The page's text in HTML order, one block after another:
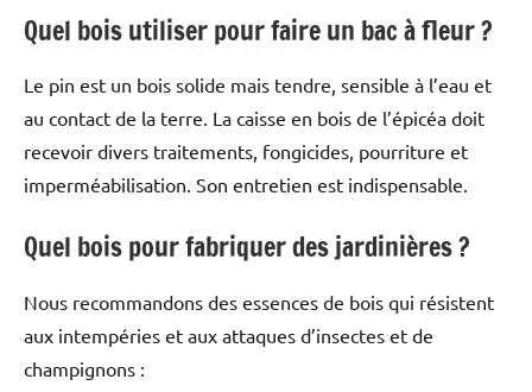
Quel bois utiliser pour faire un bac à fleur ?
Le pin est un bois solide mais tendre, sensible à l’eau et
au contact de la terre. La caisse en bois de l’épicéa doit
recevoir divers traitements, fongicides, pourriture et
imperméabilisation. Son entretien est indispensable.
Quel bois pour fabriquer des jardinières ?
Nous recommandons des essences de bois qui résistent
aux intempéries et aux attaques d’insectes et de
champignons :